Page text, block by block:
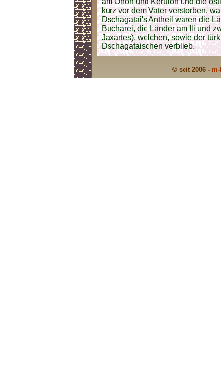
am Onon und Kerulon und die
kurz vor dem Vater verstorben,
Dschagatai's Antheil waren die
Bucharei, die Länder am Ili und
Jaxartes), welchen, sowie der
Dschagataischen verblieb.
© seit 2006 -